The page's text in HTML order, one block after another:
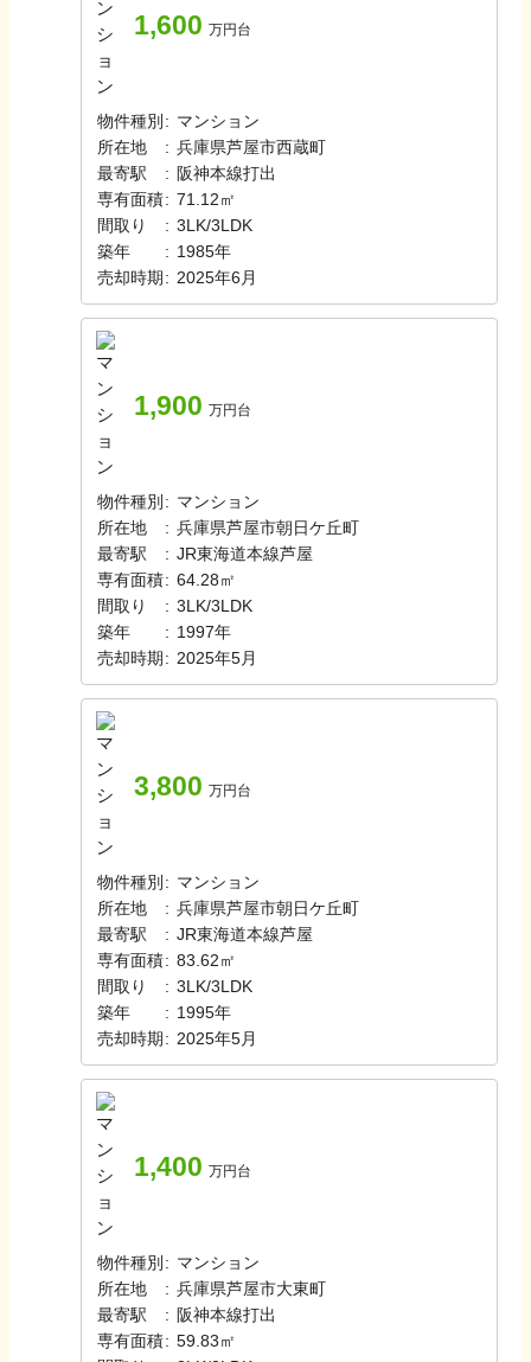
1,600 万円台
物件種別 : マンション
所在地
: 兵庫県芦屋市西蔵町
最寄駅
: 阪神本線打出
専有面積: 71.12㎡
間取り
: 3LK/3LDK
築年
: 1985年
売却時期 : 2025年6月
1,900 万円台
物件種別 : マンション
所在地
: 兵庫県芦屋市朝日ケ丘町
最寄駅
: JR東海道本線芦屋
専有面積: 64.28㎡
間取り
: 3LK/3LDK
築年
: 1997年
売却時期 : 2025年5月
3,800 万円台
物件種別 : マンション
所在地
: 兵庫県芦屋市朝日ケ丘町
最寄駅
: JR東海道本線芦屋
専有面積: 83.62㎡
間取り
: 3LK/3LDK
築年
: 1995年
売却時期 : 2025年5月
1,400 万円台
物件種別 : マンション
所在地
: 兵庫県芦屋市大東町
最寄駅
: 阪神本線打出
専有面積: 59.83㎡